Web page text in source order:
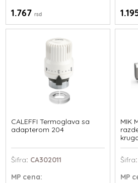
1.767rsd
CALEFFI Termoglava sa
adapterom 204
Šifra: CA302011
MP cena:
MIK
Šifra
MP